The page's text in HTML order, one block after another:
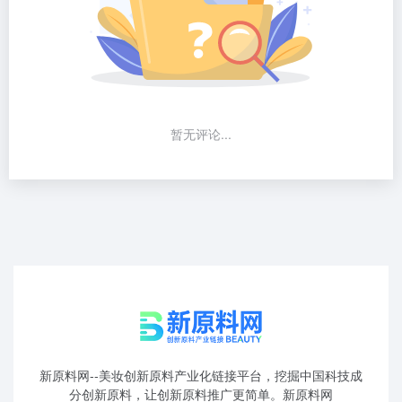
暂无评论...
新原料网--美妆创新原料产业化链接平台，挖掘中国科技成
分创新原料，让创新原料推广更简单。新原料网